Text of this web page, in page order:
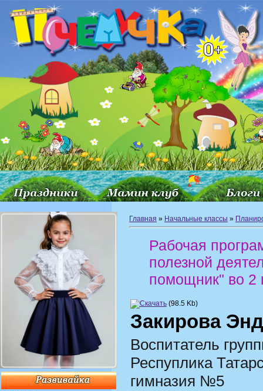
Главная » Начальные классы »
Рабочая
полезной
помощник" во 2
(98.5 Kb)
Закирова
Воспитатель
Респуплика
гимназия №5